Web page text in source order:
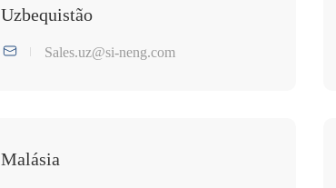
Uzbequistão
Sales.uz@si-neng.com
Malásia